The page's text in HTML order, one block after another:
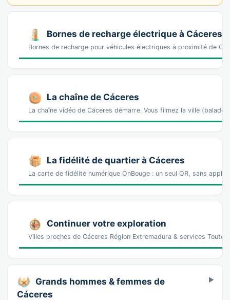
Bornes de recharge électrique à Cáceres
Bornes de recharge pour véhicules électriques à proximité de
La chaîne de Cáceres
La chaîne vidéo de Cáceres démarre. Vous filmez la ville
La fidélité de quartier à Cáceres
La carte de fidélité numérique OnBouge : un seul QR, sans appli
Continuer votre exploration
Villes proches de Cáceres Région Extremadura & services Toute
Grands hommes & femmes de
Cáceres